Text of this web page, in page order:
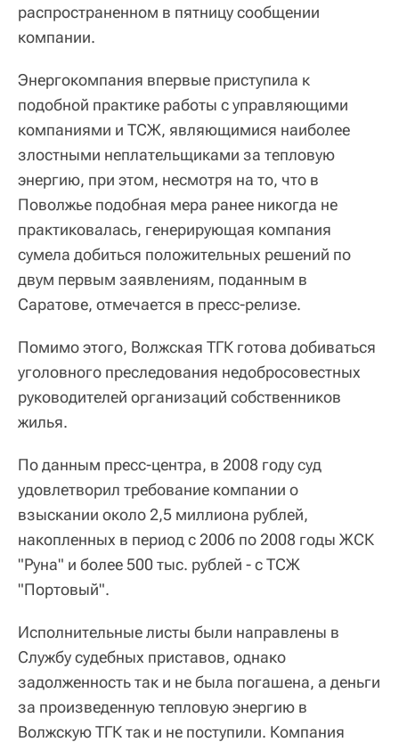
распространенном в пятницу сообщении
компании.
Энергокомпания впервые приступила к
подобной практике работы с управляющими
компаниями и ТСЖ, являющимися наиболее
злостными неплательщиками за тепловую
энергию, при этом, несмотря на то, что в
Поволжье подобная мера ранее никогда не
практиковалась, генерирующая компания
сумела добиться положительных решений по
двум первым заявлениям, поданным в
Саратове, отмечается в пресс-релизе.
Помимо этого, Волжская ТГК готова добиваться
уголовного преследования недобросовестных
руководителей организаций собственников
жилья.
По данным пресс-центра, в 2008 году суд
удовлетворил требование компании о
взыскании около 2,5 миллиона рублей,
накопленных в период с 2006 по 2008 годы ЖСК
"Руна" и более 500 тыс. рублей - с ТСЖ
"Портовый".
Исполнительные листы были направлены в
Службу судебных приставов, однако
задолженность так и не была погашена, а деньги
за произведенную тепловую энергию в
Волжскую ТГК так и не поступили. Компания